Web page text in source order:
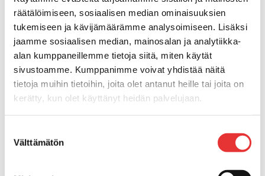
räätälöimiseen, sosiaalisen median ominaisuuksien
tukemiseen ja kävijämäärämme analysoimiseen. Lisäksi
jaamme sosiaalisen median, mainosalan ja analytiikka-
alan kumppaneillemme tietoja siitä, miten käytät
sivustoamme. Kumppanimme voivat yhdistää näitä
tietoja muihin tietoihin, joita olet antanut heille tai joita on
kerätty, kun olet käyttänyt heidän palvelujaan.
valinta
Välttämätön
Kansiluukut
Hyttysverkot
Verhot
Venetikkaat
Uimatikkaat
Kasettitikkaat
Keulatikkaat
Köysitikkaat